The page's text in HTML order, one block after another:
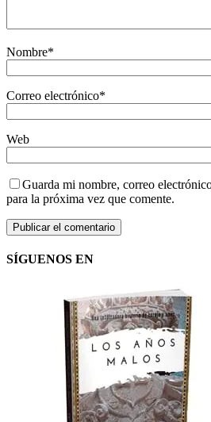
Nombre*
Correo electrónico*
Web
Guarda mi nombre, correo
para la próxima vez que comente.
SÍGUENOS EN